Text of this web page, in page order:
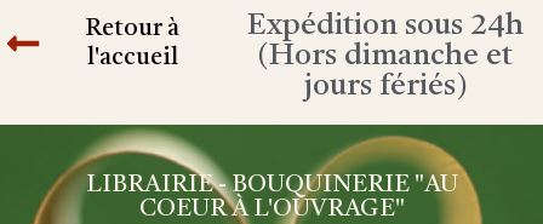
Retour à
l'accueil
Expédition sous 24h
(Hors dimanche et
jours fériés)
LIBRAIRIE - BOUQUINERIE "AU
COEUR À L'OUVRAGE"